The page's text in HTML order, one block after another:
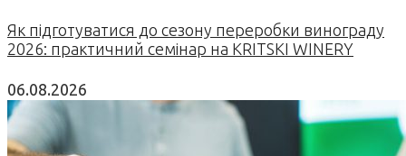
Як підготуватися до сезону переробки винограду
2026: практичний семінар на KRITSKI WINERY
06.08.2026